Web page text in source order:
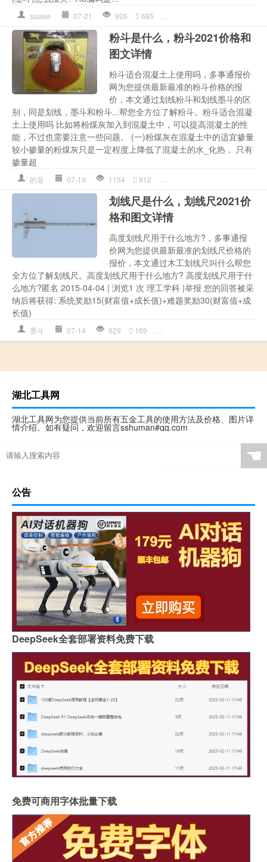
sslake 07-21 926 685
粉斗是什么，粉斗2021价格和
图文详情
粉斗适合混凝土上使用吗，多事通报价
网为您提供最新最准的粉斗价格的报
价，本文通过划线粉斗和划线墨斗的区
别，同是划线，墨斗和粉斗...帮您全方位了解粉斗。粉斗适合混凝
土上使用吗 比如将粉煤灰加入到混凝土中，可以提高混凝土的性
能，不过也需要注意一些问题。 (一)粉煤灰在混凝土中的适宜掺量
较小掺量的粉煤灰只是一定程度上降低了混凝土的水_化热， 只有
掺量超
的是 07-19 1154 912
划线尺是什么，划线尺2021价
格和图文详情
高度划线尺用于什么地方?，多事通报
价网为您提供最新最准的划线尺价格的
报价，本文通过木工划线尺叫什么帮您
全方位了解划线尺。高度划线尺用于什么地方? 高度划线尺用于什
么地方?匿名 2015-04-04 | 浏览1 次 理工学科 |举报 您的回答被采
纳后将获得: 系统奖励15(财富值+成长值)+难题奖励30(财富值+成
长值)
墨斗 07-14 629 169
湖北工具网
湖北工具网为您提供当前所有五金工具的使用方法及价格、图片详
情介绍。如有疑问，欢迎留言sshuman#qq.com
☚
公告
DeepSeek全套部署资料免费下载
免费可商用字体批量下载